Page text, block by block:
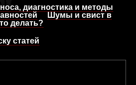
диагностика и методы
Шумы и свист в
делать?
статей